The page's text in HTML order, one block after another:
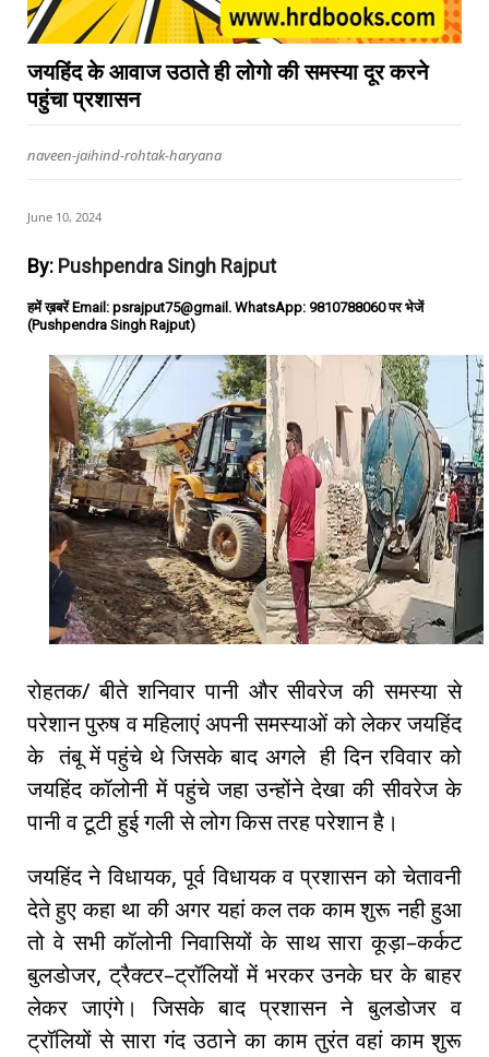
जयहिंद के आवाज उठाते ही लोगो की समस्या दूर करने
पहुंचा प्रशासन
naveen-jaihind-rohtak-haryana
June 10, 2024
By: Pushpendra Singh Rajput
हमें ख़बरें Email: psrajput75@gmail. WhatsApp: 9810788060 पर भेजें
(Pushpendra Singh Rajput)
रोहतक/ बीते शनिवार पानी और सीवरेज की समस्या से
परेशान पुरुष व महिलाएं अपनी समस्याओं को लेकर जयहिंद
के तंबू में पहुंचे थे जिसके बाद अगले ही दिन रविवार को
जयहिंद कॉलोनी में पहुंचे जहा उन्होंने देखा की सीवरेज के
पानी व टूटी हुई गली से लोग किस तरह परेशान है।
जयहिंद ने विधायक, पूर्व विधायक व प्रशासन को चेतावनी
देते हुए कहा था की अगर यहां कल तक काम शुरू नही हुआ
तो वे सभी कॉलोनी निवासियों के साथ सारा कूड़ा–कर्कट
बुलडोजर, ट्रैक्टर–ट्रॉलियों में भरकर उनके घर के बाहर
लेकर जाएंगे। जिसके बाद प्रशासन ने बुलडोजर व
ट्रॉलियों से सारा गंद उठाने का काम तुरंत वहां काम शुरू